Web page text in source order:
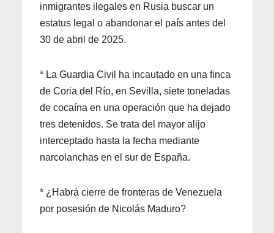
inmigrantes ilegales en Rusia buscar un
estatus legal o abandonar el país antes del
30 de abril de 2025.
* La Guardia Civil ha incautado en una finca
de Coria del Río, en Sevilla, siete toneladas
de cocaína en una operación que ha dejado
tres detenidos. Se trata del mayor alijo
interceptado hasta la fecha mediante
narcolanchas en el sur de España.
* ¿Habrá cierre de fronteras de Venezuela
por posesión de Nicolás Maduro?